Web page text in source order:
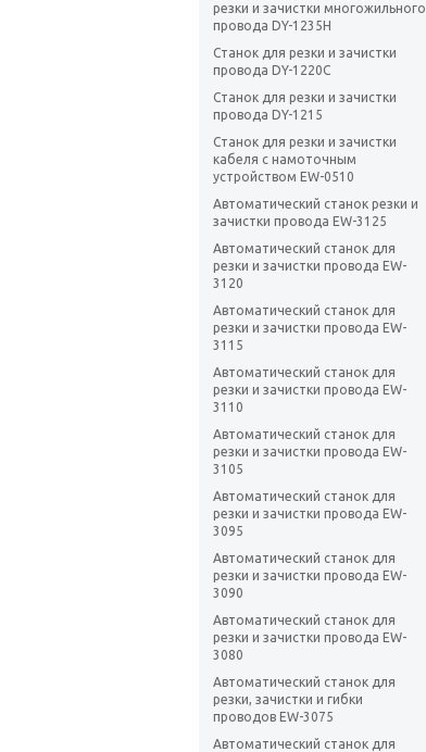
резки и зачистки многожильного
провода DY-1235H
Станок для резки и зачистки
провода DY-1220C
Станок для резки и зачистки
провода DY-1215
Станок для резки и зачистки
кабеля с намоточным
устройством EW-0510
Автоматический станок резки и
зачистки провода EW-3125
Автоматический станок для
резки и зачистки провода EW-
3120
Автоматический станок для
резки и зачистки провода EW-
3115
Автоматический станок для
резки и зачистки провода EW-
3110
Автоматический станок для
резки и зачистки провода EW-
3105
Автоматический станок для
резки и зачистки провода EW-
3095
Автоматический станок для
резки и зачистки провода EW-
3090
Автоматический станок для
резки и зачистки провода EW-
3080
Автоматический станок для
резки, зачистки и гибки
проводов EW-3075
Автоматический станок для